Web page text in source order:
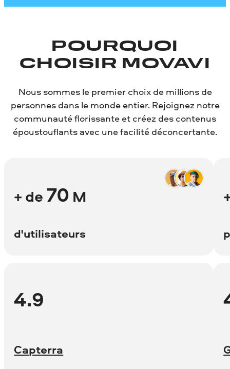
POURQUOI
CHOISIR MOVAVI
Nous sommes le premier choix de millions de
personnes dans le monde entier. Rejoignez notre
communauté florissante et créez des contenus
époustouflants avec une facilité déconcertante.
+ de 70 M
d'utilisateurs
4.9
Capterra